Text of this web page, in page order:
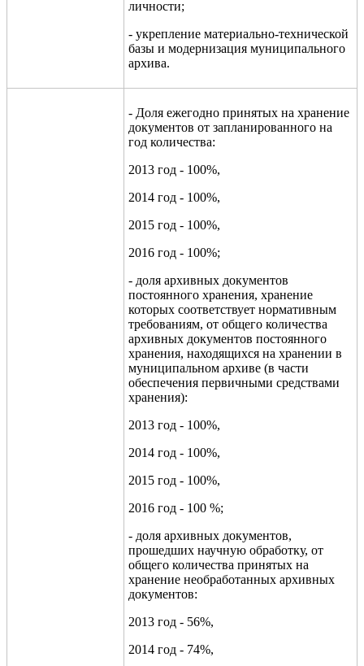
личности;
- укрепление материально-технической
базы и модернизация муниципального
архива.
- Доля ежегодно принятых на хранение
документов от запланированного на
год количества:
2013 год - 100%,
2014 год - 100%,
2015 год - 100%,
2016 год - 100%;
- доля архивных документов
постоянного хранения, хранение
которых соответствует нормативным
требованиям, от общего количества
архивных документов постоянного
хранения, находящихся на хранении в
муниципальном архиве (в части
обеспечения первичными средствами
хранения):
2013 год - 100%,
2014 год - 100%,
2015 год - 100%,
2016 год - 100 %;
- доля архивных документов,
прошедших научную обработку, от
общего количества принятых на
хранение необработанных архивных
документов:
2013 год - 56%,
2014 год - 74%,